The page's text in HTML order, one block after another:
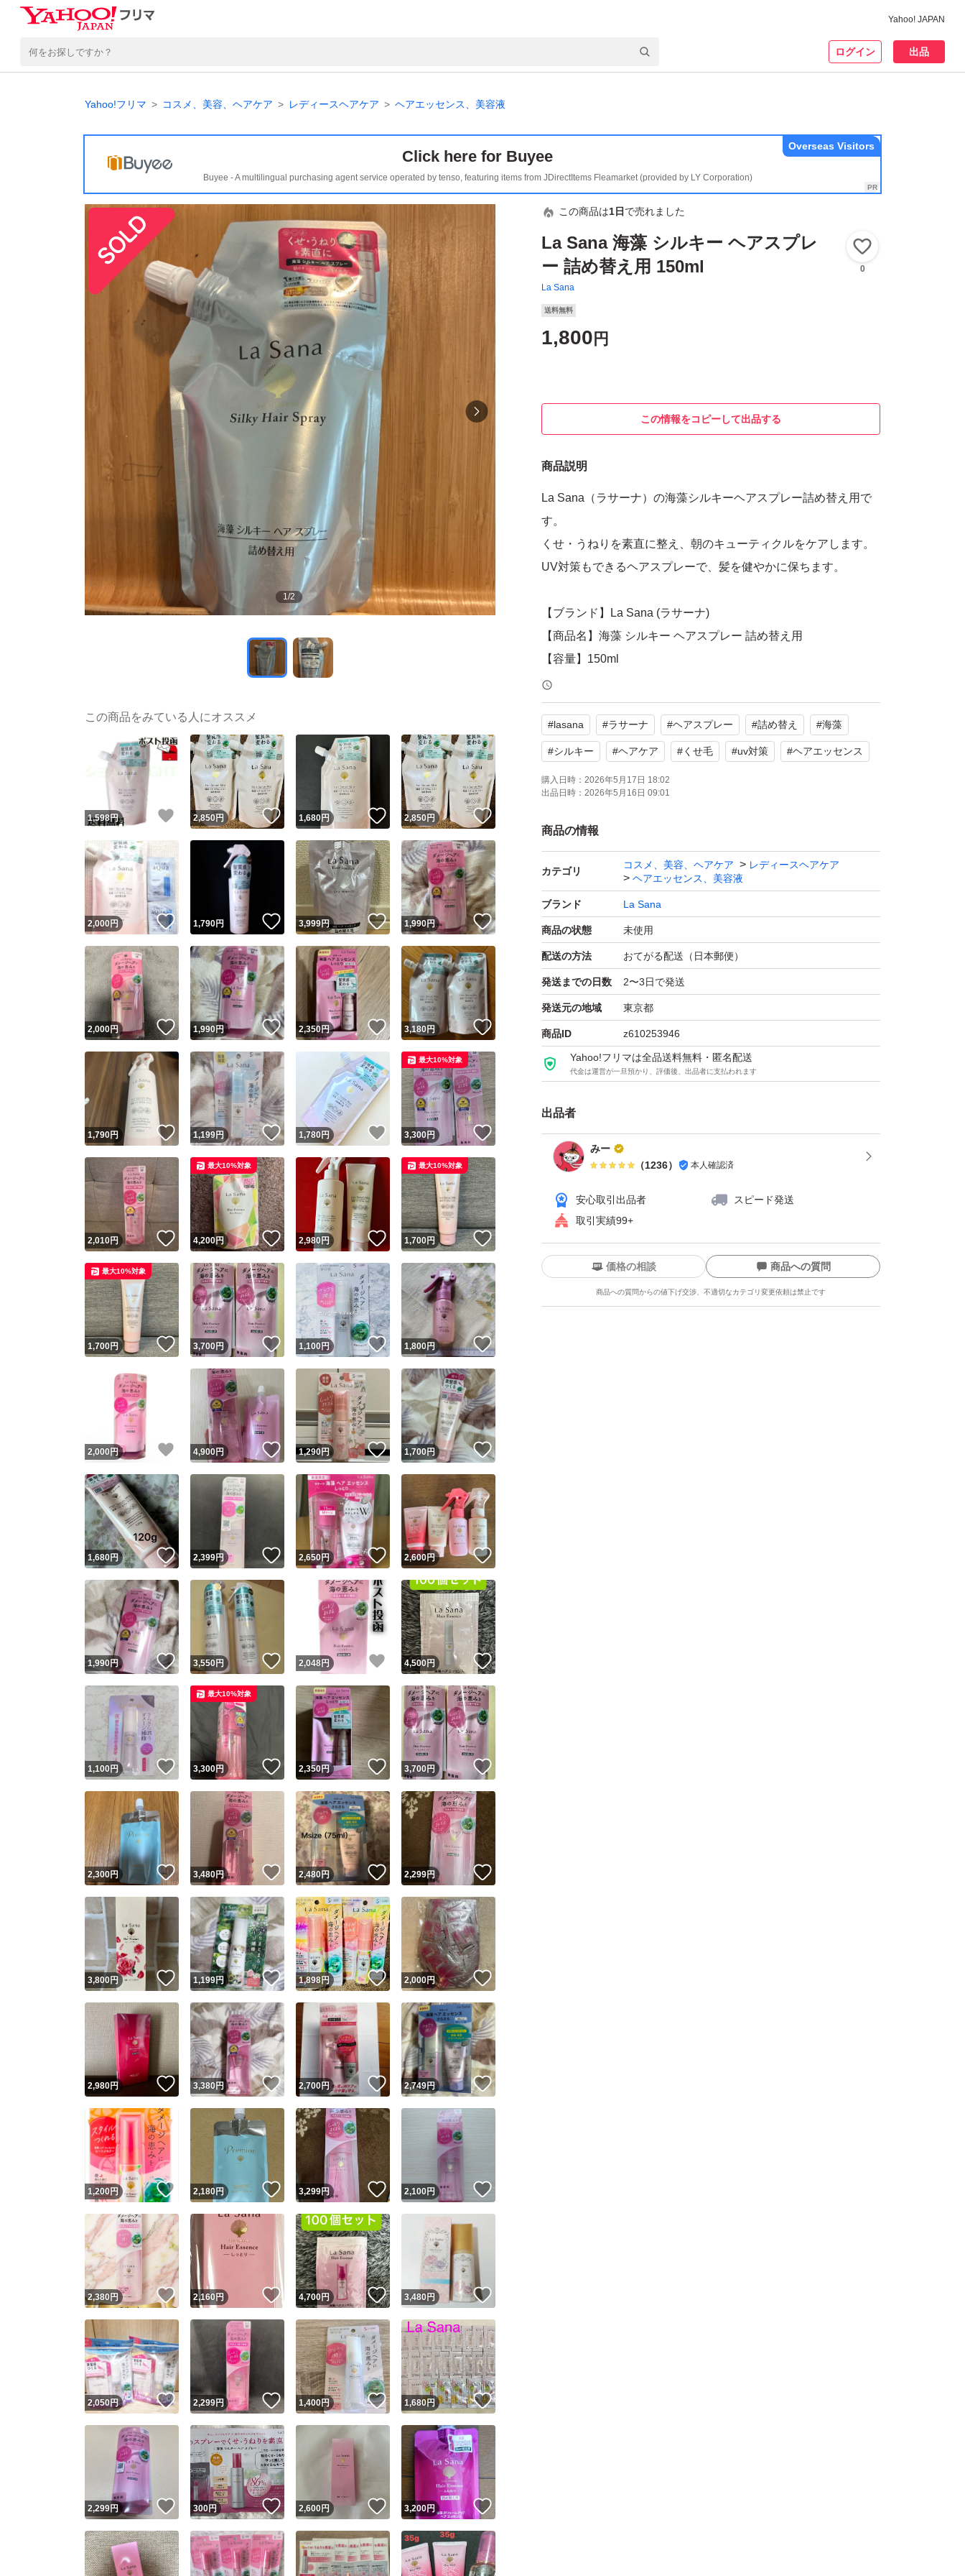
Yahoo! JAPAN
ログイン 出品
Yahoo!フリマ コスメ、美容、ヘアケア レディースヘアケア ヘアエッセンス、美容液
Click here for Buyee
Buyee - A multilingual purchasing agent service operated by tenso, featuring items from JDirectItems Fleamarket (provided by LY Corporation)
Overseas Visitors
1/2
この商品は1日 で売れました
La Sana 海藻 シルキー ヘアスプレ
ー 詰め替え用 150ml
La Sana
0
送料無料
1,800 円
この情報をコピーして出品する
商品説明
La Sana（ラサーナ）の海藻シルキーヘアスプレー詰め替え用で
す。
くせ・うねりを素直に整え、朝のキューティクルをケアします。
UV対策もできるヘアスプレーで、髪を健やかに保ちます。
【ブランド】La Sana (ラサーナ)
【商品名】海藻 シルキー ヘアスプレー 詰め替え用
【容量】150ml
【商品の状態】未使用
【その他】くせ直し、スタイリング、UV対策
よろしくお願いいたします。
#lasana #ラサーナ #ヘアスプレー #詰め替え #海藻
#シルキー #ヘアケア #くせ毛 #uv対策 #ヘアエッセンス
購入日時： 2026年5月17日 18:02
出品日時： 2026年5月16日 09:01
商品の情報
カテゴリ
コスメ、美容、ヘアケア
レディースヘアケア
ヘアエッセンス、美容液
ブランド La Sana
商品の状態 未使用
配送の方法 おてがる配送（日本郵便）
発送までの日数 2〜3日で発送
発送元の地域 東京都
商品ID z610253946
Yahoo!フリマは全品送料無料・匿名配送
代金は運営が一旦預かり、評価後、出品者に支払われます
出品者
みー
（1236） 本人確認済
安心取引出品者
スピード発送
取引実績99+
ユーザーの実績について
Yahoo!フリマが定めた一定の基準を満たしたユーザーにバッジを付与しています
安心取引出品者
安心取引出品者 Yahoo!フリマの基準をクリアした安心・安全なユーザーです
取引実績
取引実績◯+ このユーザーはYahoo!フリマの取引を完了させた実績があります
他フリマ実績◯+ このユーザーは他フリマサービスでの取引実績があります
スピード&安心発送
※このバッジは実績に基づく表示であり、発送を保証しているものではありません
スピード＆安心発送
このユーザーは高頻度で24時間以内＆設定した発送日数内に発送してい
ます
スピード発送 このユーザーは高頻度で24時間以内に発送しています
安心発送 このユーザーは設定した発送日数内に発送しています
価格の相談 商品への質問
商品への質問からの値下げ交渉、不適切なカテゴリ変更依頼は禁止です
この商品の情報をコピーします
商品画像の無断転載は禁止されています
コピーは1商品につき1回です
出品ページへ
キャンセル
この商品をみている人にオススメ
1,598円 いいね！
2,850円 いいね！
1,680円 いいね！
2,850円 いいね！
2,000円 いいね！
1,790円 いいね！
3,999円 いいね！
1,990円 いいね！
2,000円 いいね！
1,990円 いいね！
2,350円 いいね！
3,180円 いいね！
1,790円 いいね！
1,199円 いいね！
1,780円 いいね！
3,300円 いいね！
最大10%対象
2,010円 いいね！
4,200円 いいね！
最大10%対象
2,980円 いいね！
1,700円 いいね！
最大10%対象
1,700円 いいね！
最大10%対象
3,700円 いいね！
1,100円 いいね！
1,800円 いいね！
2,000 円 いいね！
4,900円 いいね！
1,290円 いいね！
1,700円 いいね！
1,680円 いいね！
2,399円 いいね！
2,650円 いいね！
2,600円
1,990円 いいね！
3,550円 いいね！
2,048円 いいね！
4,500円 いいね！
1,100円 いいね！
3,300円 いいね！
最大10%対象
2,350円 いいね！
3,700円
2,300円 いいね！
3,480円 いいね！
2,480円 いいね！
2,299円
3,800円 いいね！
1,199円 いいね！
1,898円 いいね！
2,000円
2,980円 いいね！
3,380円 いいね！
2,700円 いいね！
2,749円 いいね！
1,200円 いいね！
2,180円 いいね！
3,299円 いいね！
2,100円
2,380 円 いいね！
2,160円 いいね！
4,700円 いいね！
3,480円
2,050円 いいね！
2,299円 いいね！
1,400円 いいね！
1,680円 いいね！
2,299円 いいね！
300円 いいね！
2,600円 いいね！
3,200円 いいね！